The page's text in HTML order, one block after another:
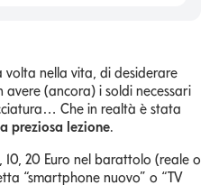
volta nella vita, di desiderare
avere (ancora) i soldi necessari
Che in realtà è stata
preziosa lezione.
20 Euro nel barattolo (reale o
“smartphone nuovo” o “TV